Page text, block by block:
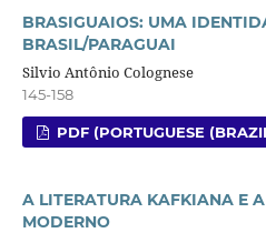
BRASIGUAIOS: UMA
BRASIL/PARAGUAI
Silvio Antônio Colognese
145-158
PDF (PORTUGUESE
A LITERATURA KAFKIANA E
MODERNO